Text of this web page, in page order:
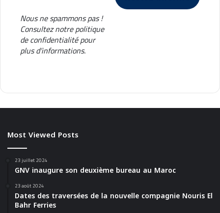
Nous ne spammons pas !
Consultez notrepolitique
de confidentialitépour
plus d’informations.
Most Viewed Posts
23 juillet 2024
GNV inaugure son deuxième bureau au Maroc
23 août 2024
Dates des traversées de la nouvelle compagnie Nouris El
Bahr Ferries